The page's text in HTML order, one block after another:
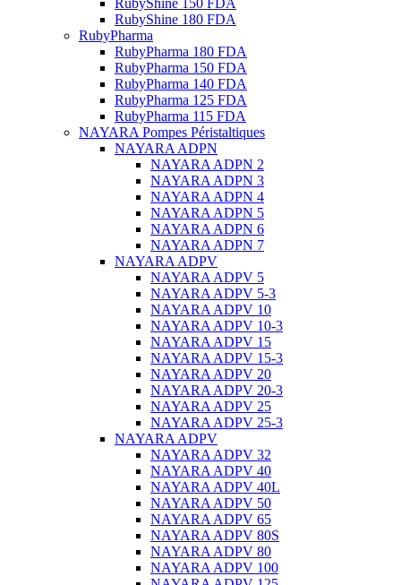
RubyShine 150 FDA
RubyShine 180 FDA
RubyPharma
RubyPharma 180 FDA
RubyPharma 150 FDA
RubyPharma 140 FDA
RubyPharma 125 FDA
RubyPharma 115 FDA
NAYARA Pompes Péristaltiques
NAYARA ADPN
NAYARA ADPN 2
NAYARA ADPN 3
NAYARA ADPN 4
NAYARA ADPN 5
NAYARA ADPN 6
NAYARA ADPN 7
NAYARA ADPV
NAYARA ADPV 5
NAYARA ADPV 5-3
NAYARA ADPV 10
NAYARA ADPV 10-3
NAYARA ADPV 15
NAYARA ADPV 15-3
NAYARA ADPV 20
NAYARA ADPV 20-3
NAYARA ADPV 25
NAYARA ADPV 25-3
NAYARA ADPV
NAYARA ADPV 32
NAYARA ADPV 40
NAYARA ADPV 40L
NAYARA ADPV 50
NAYARA ADPV 65
NAYARA ADPV 80S
NAYARA ADPV 80
NAYARA ADPV 100